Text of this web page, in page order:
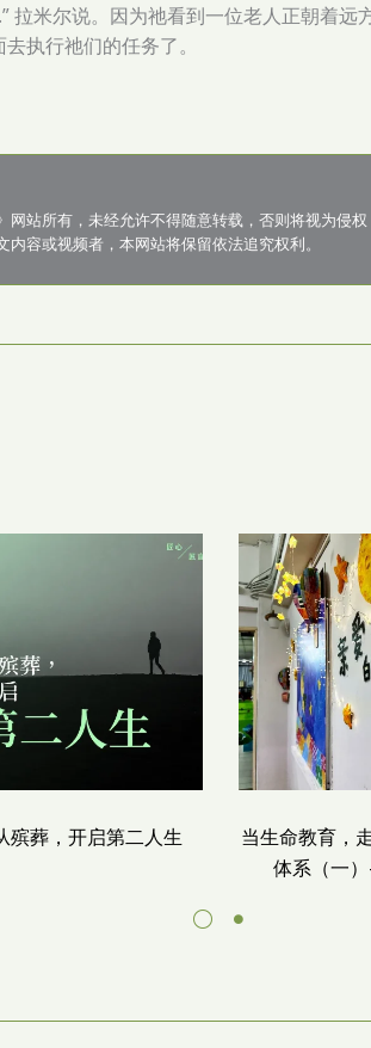
拉米尔说。因为祂看到一位老人正朝着
执行祂们的任务了。
网站所有，未经允许不得随意转载，否则将视为侵
殡葬，开启第二人生
当生命教育，
体系（一